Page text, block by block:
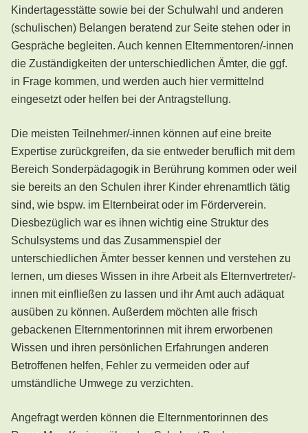
Kindertagesstätte sowie bei der Schulwahl und anderen
(schulischen) Belangen beratend zur Seite stehen oder in
Gespräche begleiten. Auch kennen Elternmentoren/-innen
die Zuständigkeiten der unterschiedlichen Ämter, die ggf.
in Frage kommen, und werden auch hier vermittelnd
eingesetzt oder helfen bei der Antragstellung.
Die meisten Teilnehmer/-innen können auf eine breite
Expertise zurückgreifen, da sie entweder beruflich mit dem
Bereich Sonderpädagogik in Berührung kommen oder weil
sie bereits an den Schulen ihrer Kinder ehrenamtlich tätig
sind, wie bspw. im Elternbeirat oder im Förderverein.
Diesbezüglich war es ihnen wichtig eine Struktur des
Schulsystems und das Zusammenspiel der
unterschiedlichen Ämter besser kennen und verstehen zu
lernen, um dieses Wissen in ihre Arbeit als Elternvertreter/-
innen mit einfließen zu lassen und ihr Amt auch adäquat
ausüben zu können. Außerdem möchten alle frisch
gebackenen Elternmentorinnen mit ihrem erworbenen
Wissen und ihren persönlichen Erfahrungen anderen
Betroffenen helfen, Fehler zu vermeiden oder auf
umständliche Umwege zu verzichten.
Angefragt werden können die Elternmentorinnen des